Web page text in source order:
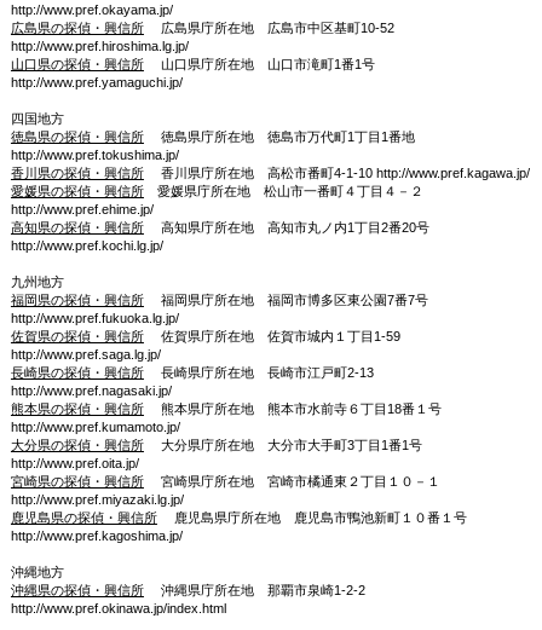
http://www.pref.okayama.jp/
広島県の探偵・興信所広島県庁所在地 広島市中区基町10-52
http://www.pref.hiroshima.lg.jp/
山口県の探偵・興信所山口県庁所在地 山口市滝町1番1号
http://www.pref.yamaguchi.jp/
四国地方
徳島県の探偵・興信所徳島県庁所在地 徳島市万代町1丁目1番地
http://www.pref.tokushima.jp/
香川県の探偵・興信所香川県庁所在地 高松市番町4-1-10 http://www.pref.kagawa.jp/
愛媛県の探偵・興信所愛媛県庁所在地 松山市一番町４丁目４－２
http://www.pref.ehime.jp/
高知県の探偵・興信所高知県庁所在地 高知市丸ノ内1丁目2番20号
http://www.pref.kochi.lg.jp/
九州地方
福岡県の探偵・興信所福岡県庁所在地 福岡市博多区東公園7番7号
http://www.pref.fukuoka.lg.jp/
佐賀県の探偵・興信所佐賀県庁所在地 佐賀市城内１丁目1-59
http://www.pref.saga.lg.jp/
長崎県の探偵・興信所長崎県庁所在地 長崎市江戸町2-13
http://www.pref.nagasaki.jp/
熊本県の探偵・興信所熊本県庁所在地 熊本市水前寺６丁目18番１号
http://www.pref.kumamoto.jp/
大分県の探偵・興信所大分県庁所在地 大分市大手町3丁目1番1号
http://www.pref.oita.jp/
宮崎県の探偵・興信所宮崎県庁所在地 宮崎市橘通東２丁目１０－１
http://www.pref.miyazaki.lg.jp/
鹿児島県の探偵・興信所鹿児島県庁所在地 鹿児島市鴨池新町１０番１号
http://www.pref.kagoshima.jp/
沖縄地方
沖縄県の探偵・興信所沖縄県庁所在地 那覇市泉崎1-2-2
http://www.pref.okinawa.jp/index.html